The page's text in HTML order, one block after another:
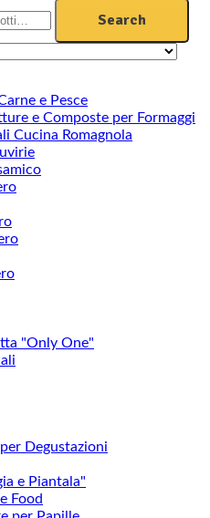
Search
e Pesce
e Composte per Formaggi
Cucina Romagnola
"Only One"
Degustazioni
e Piantala"
Food